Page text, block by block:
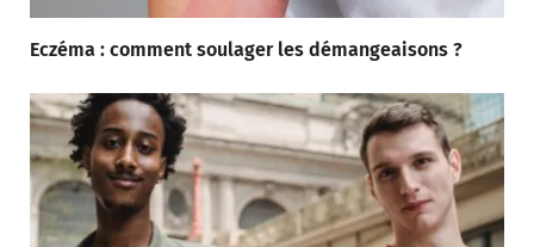
Eczéma : comment soulager les démangeaisons ?